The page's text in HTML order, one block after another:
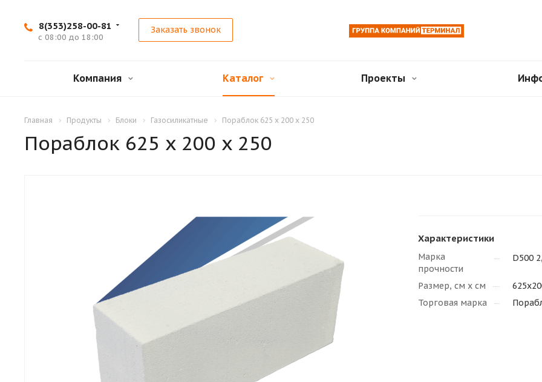
8(353)258-00-81
с 08:00 до 18:00
Заказать звонок
Компания Каталог Проекты
Главная Продукты Блоки Газосиликатные Пораблок 625 x 200 x 250
Пораблок 625 x 200 x 250
Характеристики
Марка
прочности
D500
Размер, см х см
Торговая марка